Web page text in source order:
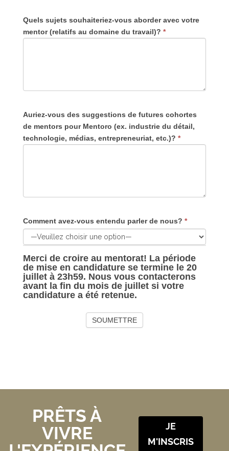
Quels sujets souhaiteriez-vous aborder avec votre
mentor (relatifs au domaine du travail)? *
Auriez-vous des suggestions de futures cohortes
de mentors pour Mentoro (ex. industrie du détail,
technologie, médias, entrepreneuriat, etc.)? *
Comment avez-vous entendu parler de nous? *
Merci de croire au mentorat! La période
de mise en candidature se termine le 20
juillet à 23h59. Nous vous contacterons
avant la fin du mois de juillet si votre
candidature a été retenue.
PRÊTS À
VIVRE
JE
M'INSCRIS